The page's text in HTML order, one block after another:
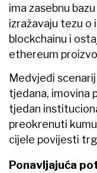
ima zasebnu
izražavaju tezu
blockchainu i
ethereum
Medvjeđi
tjedana, imovina
tjedan
preokrenuti
cijele povijesti
Ponavljajuća